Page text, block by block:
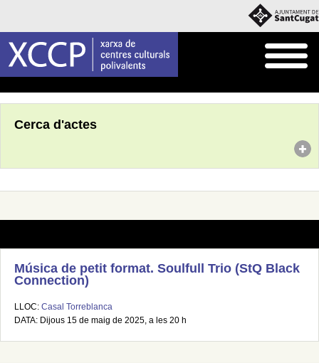
Cerca d'actes
Música de petit format. Soulfull Trio (StQ Black
Connection)
LLOC: Casal Torreblanca
DATA: Dijous 15 de maig de 2025, a les 20 h